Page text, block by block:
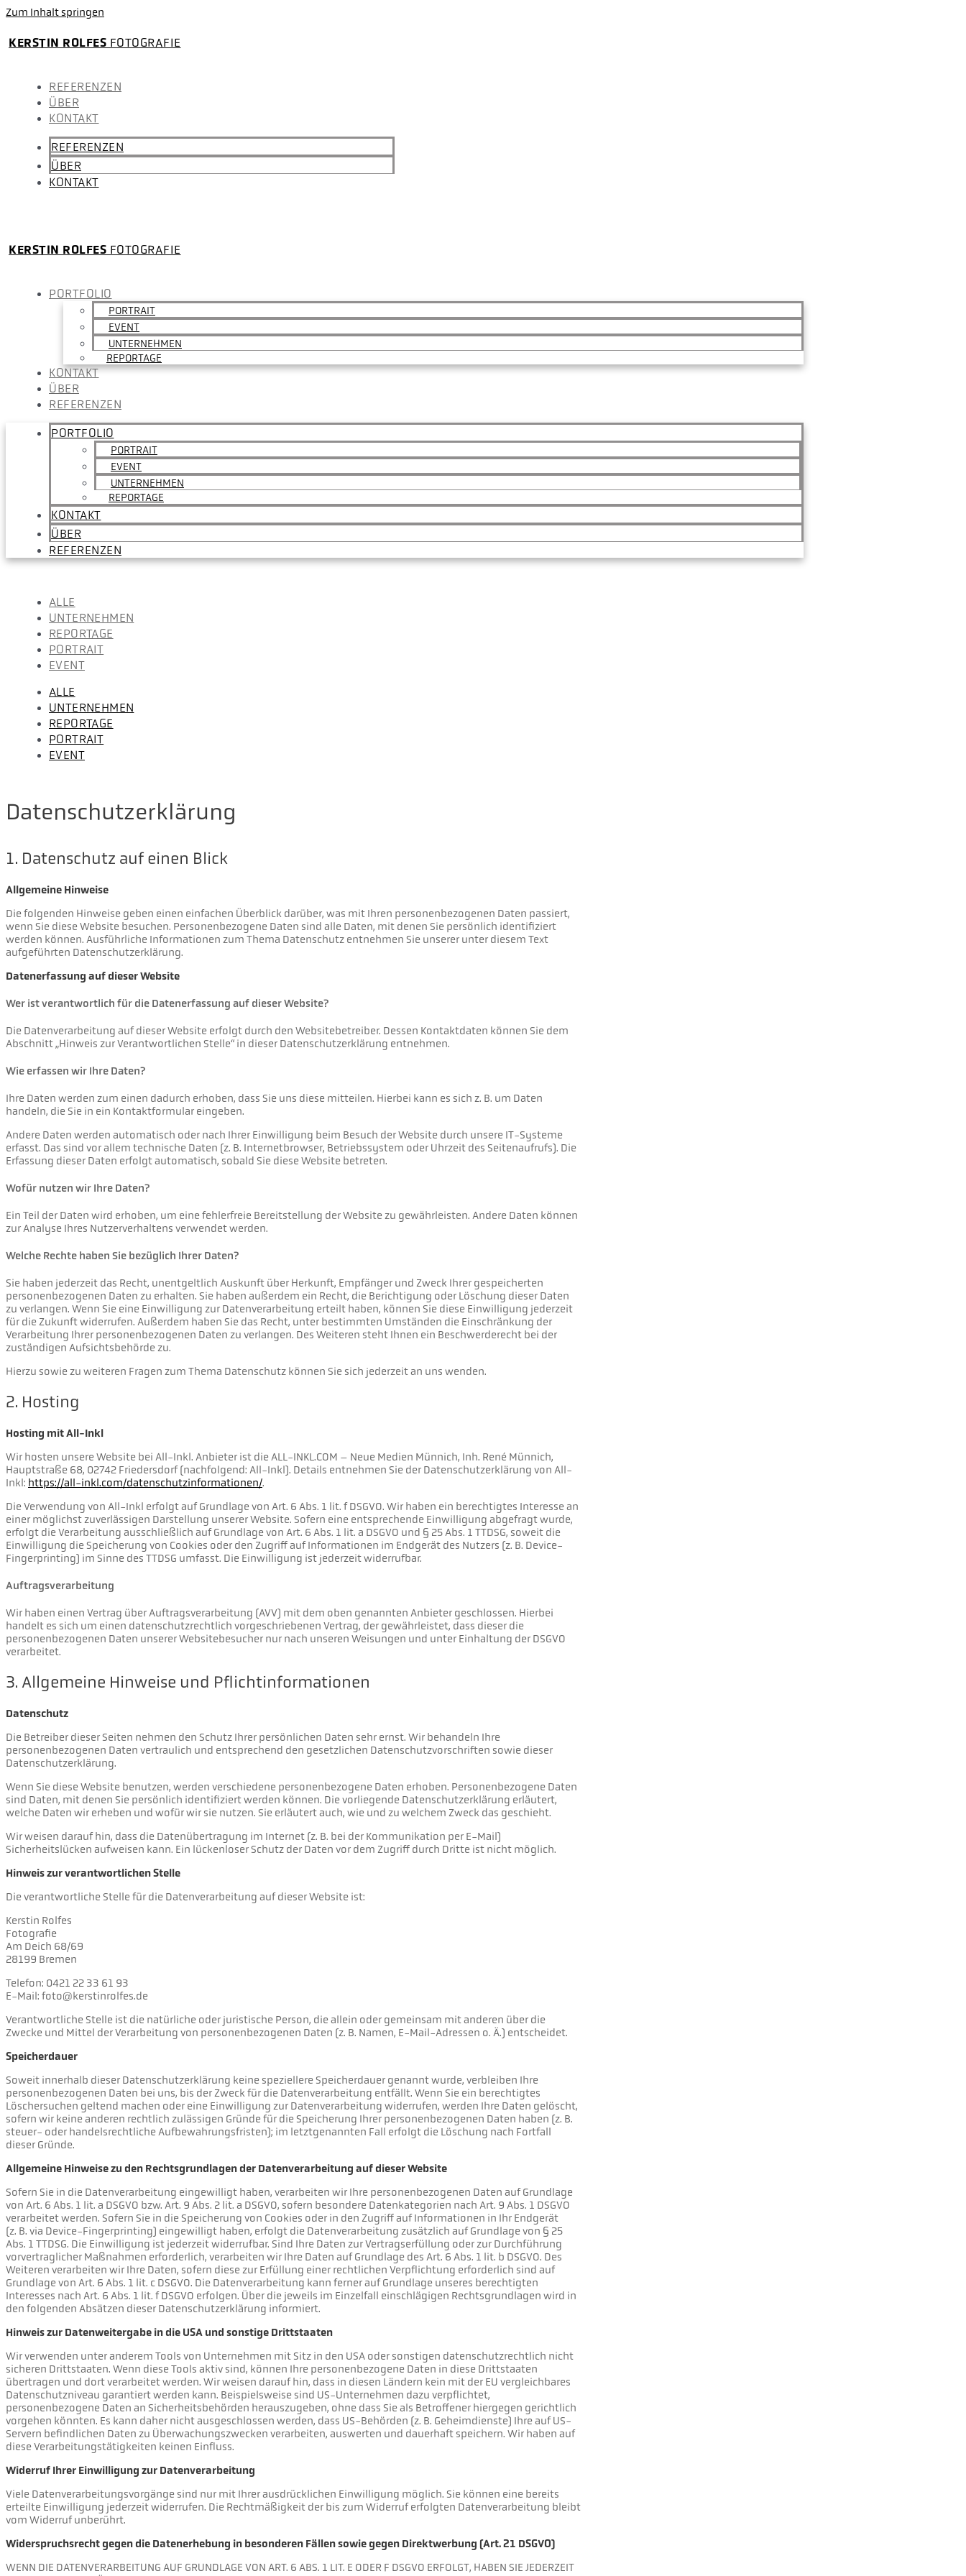
Zum Inhalt springen
KERSTIN ROLFES FOTOGRAFIE
REFERENZEN
ÜBER
KONTAKT
REFERENZEN
ÜBER
KONTAKT
KERSTIN ROLFES FOTOGRAFIE
PORTFOLIO
PORTRAIT
EVENT
UNTERNEHMEN
REPORTAGE
KONTAKT
ÜBER
REFERENZEN
PORTFOLIO
PORTRAIT
EVENT
UNTERNEHMEN
REPORTAGE
KONTAKT
ÜBER
REFERENZEN
ALLE
UNTERNEHMEN
REPORTAGE
PORTRAIT
EVENT
ALLE
UNTERNEHMEN
REPORTAGE
PORTRAIT
EVENT
Datenschutz­erklärung
1. Datenschutz auf einen Blick
Allgemeine Hinweise
Die folgenden Hinweise geben einen einfachen Überblick darüber, was mit Ihren personenbezogenen Daten passiert,
wenn Sie diese Website besuchen. Personenbezogene Daten sind alle Daten, mit denen Sie persönlich identifiziert
werden können. Ausführliche Informationen zum Thema Datenschutz entnehmen Sie unserer unter diesem Text
aufgeführten Datenschutzerklärung.
Datenerfassung auf dieser Website
Wer ist verantwortlich für die Datenerfassung auf dieser Website?
Die Datenverarbeitung auf dieser Website erfolgt durch den Websitebetreiber. Dessen Kontaktdaten können Sie dem
Abschnitt „Hinweis zur Verantwortlichen Stelle“ in dieser Datenschutzerklärung entnehmen.
Wie erfassen wir Ihre Daten?
Ihre Daten werden zum einen dadurch erhoben, dass Sie uns diese mitteilen. Hierbei kann es sich z. B. um Daten
handeln, die Sie in ein Kontaktformular eingeben.
Andere Daten werden automatisch oder nach Ihrer Einwilligung beim Besuch der Website durch unsere IT-Systeme
erfasst. Das sind vor allem technische Daten (z. B. Internetbrowser, Betriebssystem oder Uhrzeit des Seitenaufrufs). Die
Erfassung dieser Daten erfolgt automatisch, sobald Sie diese Website betreten.
Wofür nutzen wir Ihre Daten?
Ein Teil der Daten wird erhoben, um eine fehlerfreie Bereitstellung der Website zu gewährleisten. Andere Daten können
zur Analyse Ihres Nutzerverhaltens verwendet werden.
Welche Rechte haben Sie bezüglich Ihrer Daten?
Sie haben jederzeit das Recht, unentgeltlich Auskunft über Herkunft, Empfänger und Zweck Ihrer gespeicherten
personenbezogenen Daten zu erhalten. Sie haben außerdem ein Recht, die Berichtigung oder Löschung dieser Daten
zu verlangen. Wenn Sie eine Einwilligung zur Datenverarbeitung erteilt haben, können Sie diese Einwilligung jederzeit
für die Zukunft widerrufen. Außerdem haben Sie das Recht, unter bestimmten Umständen die Einschränkung der
Verarbeitung Ihrer personenbezogenen Daten zu verlangen. Des Weiteren steht Ihnen ein Beschwerderecht bei der
zuständigen Aufsichtsbehörde zu.
Hierzu sowie zu weiteren Fragen zum Thema Datenschutz können Sie sich jederzeit an uns wenden.
2. Hosting
Hosting mit All-Inkl
Wir hosten unsere Website bei All-Inkl. Anbieter ist die ALL-INKL.COM – Neue Medien Münnich, Inh. René Münnich,
Hauptstraße 68, 02742 Friedersdorf (nachfolgend: All-Inkl). Details entnehmen Sie der Datenschutzerklärung von All-
Inkl: https://all-inkl.com/datenschutzinformationen/.
Die Verwendung von All-Inkl erfolgt auf Grundlage von Art. 6 Abs. 1 lit. f DSGVO. Wir haben ein berechtigtes Interesse an
einer möglichst zuverlässigen Darstellung unserer Website. Sofern eine entsprechende Einwilligung abgefragt wurde,
erfolgt die Verarbeitung ausschließlich auf Grundlage von Art. 6 Abs. 1 lit. a DSGVO und § 25 Abs. 1 TTDSG, soweit die
Einwilligung die Speicherung von Cookies oder den Zugriff auf Informationen im Endgerät des Nutzers (z. B. Device-
Fingerprinting) im Sinne des TTDSG umfasst. Die Einwilligung ist jederzeit widerrufbar.
Auftragsverarbeitung
Wir haben einen Vertrag über Auftragsverarbeitung (AVV) mit dem oben genannten Anbieter geschlossen. Hierbei
handelt es sich um einen datenschutzrechtlich vorgeschriebenen Vertrag, der gewährleistet, dass dieser die
personenbezogenen Daten unserer Websitebesucher nur nach unseren Weisungen und unter Einhaltung der DSGVO
verarbeitet.
3. Allgemeine Hinweise und Pflicht­informationen
Datenschutz
Die Betreiber dieser Seiten nehmen den Schutz Ihrer persönlichen Daten sehr ernst. Wir behandeln Ihre
personenbezogenen Daten vertraulich und entsprechend den gesetzlichen Datenschutzvorschriften sowie dieser
Datenschutzerklärung.
Wenn Sie diese Website benutzen, werden verschiedene personenbezogene Daten erhoben. Personenbezogene Daten
sind Daten, mit denen Sie persönlich identifiziert werden können. Die vorliegende Datenschutzerklärung erläutert,
welche Daten wir erheben und wofür wir sie nutzen. Sie erläutert auch, wie und zu welchem Zweck das geschieht.
Wir weisen darauf hin, dass die Datenübertragung im Internet (z. B. bei der Kommunikation per E-Mail)
Sicherheitslücken aufweisen kann. Ein lückenloser Schutz der Daten vor dem Zugriff durch Dritte ist nicht möglich.
Hinweis zur verantwortlichen Stelle
Die verantwortliche Stelle für die Datenverarbeitung auf dieser Website ist:
Kerstin Rolfes
Fotografie
Am Deich 68/69
28199 Bremen
Telefon: 0421 22 33 61 93
E-Mail: foto@kerstinrolfes.de
Verantwortliche Stelle ist die natürliche oder juristische Person, die allein oder gemeinsam mit anderen über die
Zwecke und Mittel der Verarbeitung von personenbezogenen Daten (z. B. Namen, E-Mail-Adressen o. Ä.) entscheidet.
Speicherdauer
Soweit innerhalb dieser Datenschutzerklärung keine speziellere Speicherdauer genannt wurde, verbleiben Ihre
personenbezogenen Daten bei uns, bis der Zweck für die Datenverarbeitung entfällt. Wenn Sie ein berechtigtes
Löschersuchen geltend machen oder eine Einwilligung zur Datenverarbeitung widerrufen, werden Ihre Daten gelöscht,
sofern wir keine anderen rechtlich zulässigen Gründe für die Speicherung Ihrer personenbezogenen Daten haben (z. B.
steuer- oder handelsrechtliche Aufbewahrungsfristen); im letztgenannten Fall erfolgt die Löschung nach Fortfall
dieser Gründe.
Allgemeine Hinweise zu den Rechtsgrundlagen der Datenverarbeitung auf dieser Website
Sofern Sie in die Datenverarbeitung eingewilligt haben, verarbeiten wir Ihre personenbezogenen Daten auf Grundlage
von Art. 6 Abs. 1 lit. a DSGVO bzw. Art. 9 Abs. 2 lit. a DSGVO, sofern besondere Datenkategorien nach Art. 9 Abs. 1 DSGVO
verarbeitet werden. Sofern Sie in die Speicherung von Cookies oder in den Zugriff auf Informationen in Ihr Endgerät
(z. B. via Device-Fingerprinting) eingewilligt haben, erfolgt die Datenverarbeitung zusätzlich auf Grundlage von § 25
Abs. 1 TTDSG. Die Einwilligung ist jederzeit widerrufbar. Sind Ihre Daten zur Vertragserfüllung oder zur Durchführung
vorvertraglicher Maßnahmen erforderlich, verarbeiten wir Ihre Daten auf Grundlage des Art. 6 Abs. 1 lit. b DSGVO. Des
Weiteren verarbeiten wir Ihre Daten, sofern diese zur Erfüllung einer rechtlichen Verpflichtung erforderlich sind auf
Grundlage von Art. 6 Abs. 1 lit. c DSGVO. Die Datenverarbeitung kann ferner auf Grundlage unseres berechtigten
Interesses nach Art. 6 Abs. 1 lit. f DSGVO erfolgen. Über die jeweils im Einzelfall einschlägigen Rechtsgrundlagen wird in
den folgenden Absätzen dieser Datenschutzerklärung informiert.
Hinweis zur Datenweitergabe in die USA und sonstige Drittstaaten
Wir verwenden unter anderem Tools von Unternehmen mit Sitz in den USA oder sonstigen datenschutzrechtlich nicht
sicheren Drittstaaten. Wenn diese Tools aktiv sind, können Ihre personenbezogene Daten in diese Drittstaaten
übertragen und dort verarbeitet werden. Wir weisen darauf hin, dass in diesen Ländern kein mit der EU vergleichbares
Datenschutzniveau garantiert werden kann. Beispielsweise sind US-Unternehmen dazu verpflichtet,
personenbezogene Daten an Sicherheitsbehörden herauszugeben, ohne dass Sie als Betroffener hiergegen gerichtlich
vorgehen könnten. Es kann daher nicht ausgeschlossen werden, dass US-Behörden (z. B. Geheimdienste) Ihre auf US-
Servern befindlichen Daten zu Überwachungszwecken verarbeiten, auswerten und dauerhaft speichern. Wir haben auf
diese Verarbeitungstätigkeiten keinen Einfluss.
Widerruf Ihrer Einwilligung zur Datenverarbeitung
Viele Datenverarbeitungsvorgänge sind nur mit Ihrer ausdrücklichen Einwilligung möglich. Sie können eine bereits
erteilte Einwilligung jederzeit widerrufen. Die Rechtmäßigkeit der bis zum Widerruf erfolgten Datenverarbeitung bleibt
vom Widerruf unberührt.
Widerspruchsrecht gegen die Datenerhebung in besonderen Fällen sowie gegen Direktwerbung (Art. 21 DSGVO)
WENN DIE DATENVERARBEITUNG AUF GRUNDLAGE VON ART. 6 ABS. 1 LIT. E ODER F DSGVO ERFOLGT, HABEN SIE JEDERZEIT